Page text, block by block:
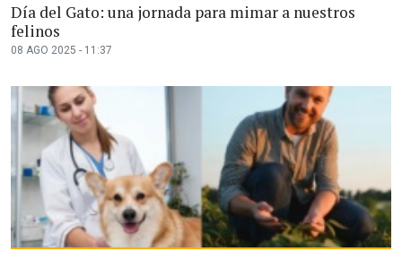
Día del Gato: una jornada para mimar a nuestros
felinos
08 AGO 2025 - 11:37